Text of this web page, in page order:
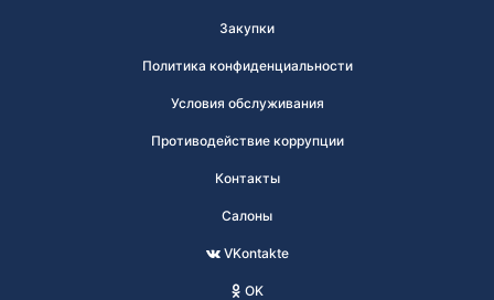
Закупки
Политика конфиденциальности
Условия обслуживания
Противодействие коррупции
Контакты
Салоны
VKontakte
OK